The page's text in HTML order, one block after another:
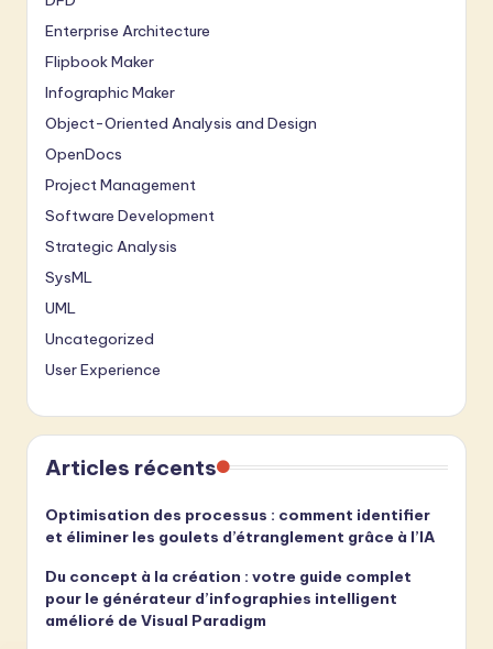
Enterprise Architecture
Flipbook Maker
Infographic Maker
Object-Oriented Analysis and Design
OpenDocs
Project Management
Software Development
Strategic Analysis
SysML
UML
Uncategorized
User Experience
Articles récents
Optimisation des processus : comment identifier
et éliminer les goulets d’étranglement grâce à l’IA
Du concept à la création : votre guide complet
pour le générateur d’infographies intelligent
amélioré de Visual Paradigm